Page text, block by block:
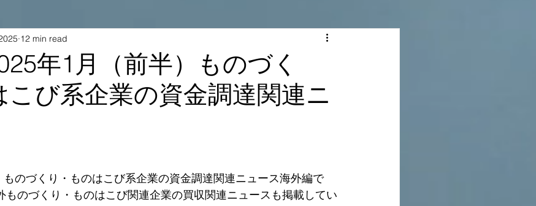
年1月（前半）ものづく
こび系企業の資金調達関連ニ
12 min read
のづくり・ものはこび系企業の資金調達関連ニュース海外編で
ものづくり・ものはこび関連企業の買収関連ニュースも掲載してい